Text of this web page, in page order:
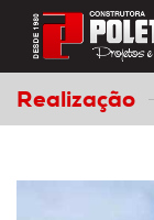
Realização